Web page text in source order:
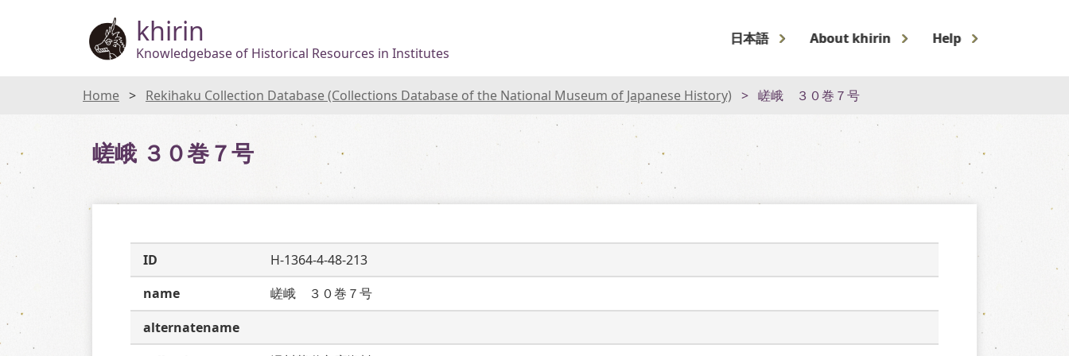
khirin
Knowledgebase of Historical Resources in Institutes
日本語 About khirin Help
Home Rekihaku Collection Database (Collections Database of the National Museum of Japanese History) 嵯峨 ３０巻７号
嵯峨 ３０巻７号
ID
H-1364-4-48-213
name
嵯峨　３０巻７号
alternatename